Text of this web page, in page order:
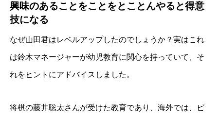
興味のあることをことをとことんやると得意
技になる
なぜ山田君はレベルアップしたのでしょうか？実はこれ
は鈴木マネージャーが幼児教育に関心を持っていて、そ
れをヒントにアドバイスしました。
将棋の藤井聡太さんが受けた教育であり、海外では、ピ